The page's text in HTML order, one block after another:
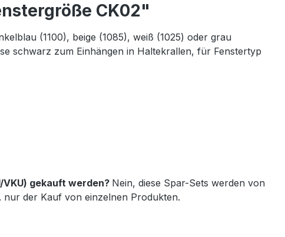
CK02"
(1100), beige (1085), weiß (1025) oder grau
schwarz zum Einhängen in Haltekrallen, für Fenstertyp
gekauft werden? Nein, diese Spar-Sets werden von
nur der Kauf von einzelnen Produkten.